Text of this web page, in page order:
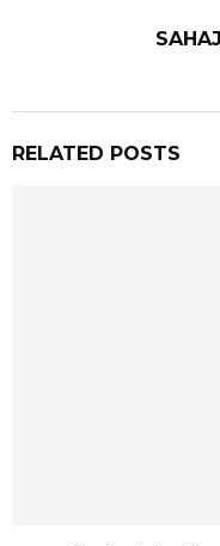
RELATED POSTS